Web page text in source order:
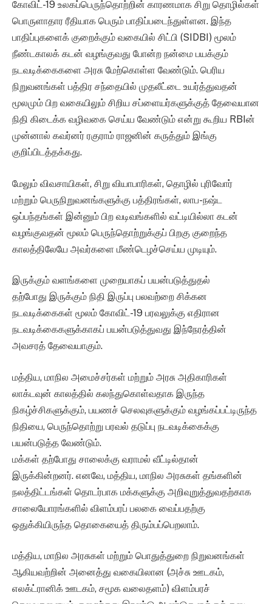
கோவிட்-19 உலகப்பெருந்தொற்றின் காரணமாக சிறு தொழில்கள்
பொருளாதார ரீதியாக பெரும் பாதிப்படைந்துள்ளன. இந்த
பாதிப்புகளைக் குறைக்கும் வகையில் சிட்பி (SIDBI) மூலம்
நீண்டகாலக் கடன் வழங்குவது போன்ற நன்மை பயக்கும்
நடவடிக்கைகளை அரசு மேற்கொள்ள வேண்டும். பெரிய
நிறுவனங்கள் பத்திர சந்தையில் முதலீட்டை உயர்த்துவதன்
மூலமும் பிற வகையிலும் சிறிய சப்ளையர்களுக்குத் தேவையான
நிதி கிடைக்க வழிவகை செய்ய வேண்டும் என்று கூறிய RBIன்
முன்னால் கவர்னர் ரகுராம் ராஜனின் கருத்தும் இங்கு
குறிப்பிடத்தக்கது.
மேலும் விவசாயிகள், சிறு வியாபாரிகள், தொழில் புரிவோர்
மற்றும் பெருநிறுவனங்களுக்கு பத்திரங்கள், லாப-நஷ்ட
ஒப்பந்தங்கள் இன்னும் பிற வடிவங்களில் வட்டியில்லா கடன்
வழங்குவதன் மூலம் பெருந்தொற்றுக்குப் பிறகு குறைந்த
காலத்திலேயே அவர்களை மீண்டெழச்செய்ய முடியும்.
இருக்கும் வளங்களை முறையாகப் பயன்படுத்துதல்
தற்போது இருக்கும் நிதி இருப்பு பலவற்றை சிக்கன
நடவடிக்கைகள் மூலம் கோவிட்-19 பரவலுக்கு எதிரான
நடவடிக்கைகளுக்காகப் பயன்படுத்துவது இந்நேரத்தின்
அவசரத் தேவையாகும்.
மத்திய, மாநில அமைச்சர்கள் மற்றும் அரசு அதிகாரிகள்
லாக்டவுன் காலத்தில் கலந்துகொள்வதாக இருந்த
நிகழ்ச்சிகளுக்கும், பயணச் செலவுகளுக்கும் வழங்கப்பட்டிருந்த
நிதியை, பெருந்தொற்று பரவல் தடுப்பு நடவடிக்கைக்கு
பயன்படுத்த வேண்டும்.
மக்கள் தற்போது சாலைக்கு வராமல் வீட்டில்தான்
இருக்கின்றனர். எனவே, மத்திய, மாநில அரசுகள் தங்களின்
நலத்திட்டங்கள் தொடர்பாக மக்களுக்கு அறிவுறுத்துவதற்காக
சாலையோரங்களில் விளம்பரப் பலகை வைப்பதற்கு
ஒதுக்கியிருந்த தொகையைத் திரும்பப்பெறலாம்.
மத்திய, மாநில அரசுகள் மற்றும் பொதுத்துறை நிறுவனங்கள்
ஆகியவற்றின் அனைத்து வகையிலான (அச்சு ஊடகம்,
எலக்ட்ரானிக் ஊடகம், சமூக வலைதளம்) விளம்பரச்